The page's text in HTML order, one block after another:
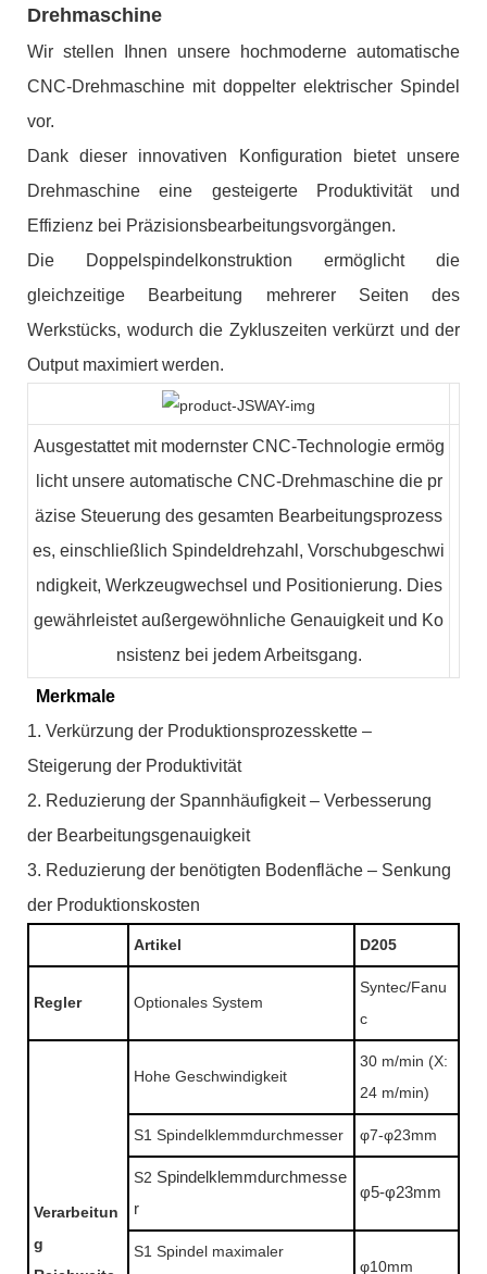
Drehmaschine
Wir stellen Ihnen unsere hochmoderne automatische
CNC-Drehmaschine mit doppelter elektrischer Spindel
vor.
Dank dieser innovativen Konfiguration bietet unsere
Drehmaschine eine gesteigerte Produktivität und
Effizienz bei Präzisionsbearbeitungsvorgängen.
Die Doppelspindelkonstruktion ermöglicht die
gleichzeitige Bearbeitung mehrerer Seiten des
Werkstücks, wodurch die Zykluszeiten verkürzt und der
Output maximiert werden.
Ausgestattet mit modernster CNC-Technologie ermög
licht unsere automatische CNC-Drehmaschine die pr
äzise Steuerung des gesamten Bearbeitungsprozess
es, einschließlich Spindeldrehzahl, Vorschubgeschwi
ndigkeit, Werkzeugwechsel und Positionierung. Dies
gewährleistet außergewöhnliche Genauigkeit und Ko
nsistenz bei jedem Arbeitsgang.
Merkmale
1. Verkürzung der Produktionsprozesskette –
Steigerung der Produktivität
2. Reduzierung der Spannhäufigkeit – Verbesserung
der Bearbeitungsgenauigkeit
3. Reduzierung der benötigten Bodenfläche – Senkung
der Produktionskosten
Artikel D205
Regler Optionales System
Syntec/Fanu
c
Verarbeitun
g
Hohe Geschwindigkeit
30 m/min (X:
24 m/min)
S1 Spindelklemmdurchmesser φ7-φ23mm
S2 Spindelklemmdurchmesse
r
φ5-φ23mm
S1 Spindel maximaler
φ10mm